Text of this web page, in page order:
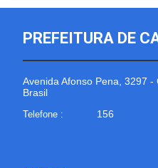
PREFEITURA DE
Avenida Afonso Pena, 3297
Brasil
Telefone : 156